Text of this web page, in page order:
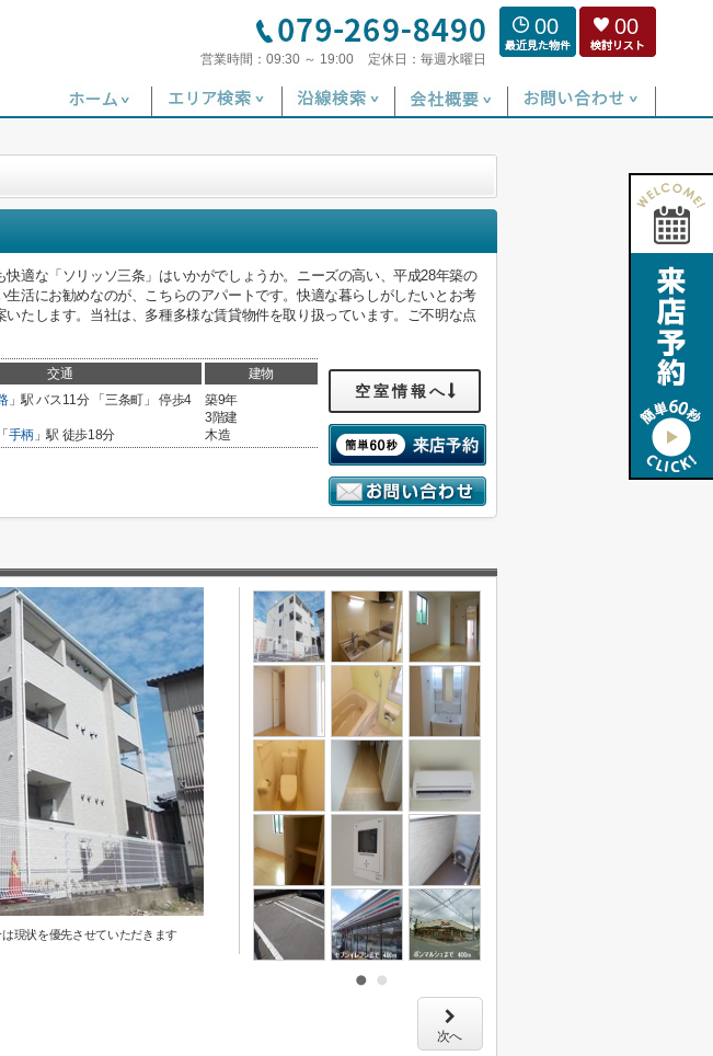
営業時間： 09:30 ～ 19:00 定休日： 毎週水曜日
00 00
適な「ソリッソ三条」はいかがでしょうか。ニーズの高い、平成28年築の
活にお勧めなのが、こちらのアパートです。快適な暮らしがしたいとお考
たします。当社は、多種多様な賃貸物件を取り扱っています。ご不明な点
交通 建物
」駅 バス11分 「三条町」 停歩4
「 手柄」駅 徒歩18分
築9年
3階建
木造
空室情報へ
現状を優先させていただきます
次へ